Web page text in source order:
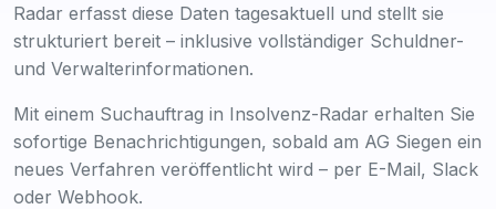
Radar erfasst diese Daten tagesaktuell und stellt sie
strukturiert bereit – inklusive vollständiger Schuldner-
und Verwalterinformationen.
Mit einem Suchauftrag in Insolvenz-Radar erhalten Sie
sofortige Benachrichtigungen, sobald am AG Siegen ein
neues Verfahren veröffentlicht wird – per E-Mail, Slack
oder Webhook.